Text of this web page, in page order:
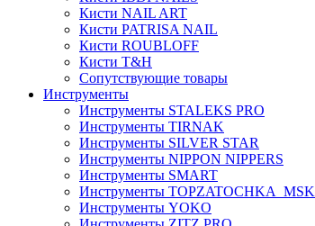
Кисти NAIL ART
Кисти PATRISA NAIL
Кисти ROUBLOFF
Кисти T&H
Сопутствующие товары
Инструменты
Инструменты STALEKS PRO
Инструменты TIRNAK
Инструменты SILVER STAR
Инструменты NIPPON NIPPERS
Инструменты SMART
Инструменты TOPZATOCHKA_MSK
Инструменты YOKO